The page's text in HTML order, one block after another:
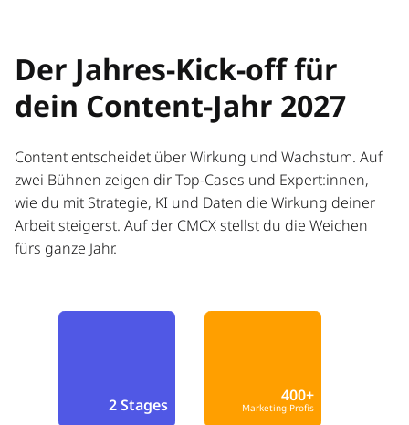
Der Jahres-Kick-off für
dein Content-Jahr 2027
Content entscheidet über Wirkung und Wachstum. Auf
zwei Bühnen zeigen dir Top-Cases und Expert:innen,
wie du mit Strategie, KI und Daten die Wirkung deiner
Arbeit steigerst. Auf der CMCX stellst du die Weichen
fürs ganze Jahr.
2 Stages 400+
Marketing-Profis